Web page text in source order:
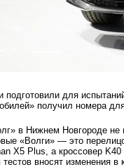
подготовили для
получил номера
в Нижнем Новгороде
«Волги» — это
X5 Plus, а кроссовер
вносят изменения